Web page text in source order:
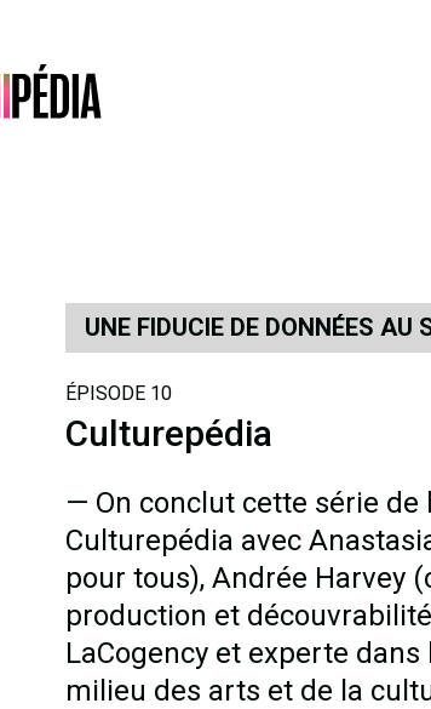
UNE FIDUCIE DE DONNÉES AU
ÉPISODE 10
Culturepédia
— On conclut cette série
Culturepédia avec
pour tous), Andrée Harvey
production et
LaCogency et experte
milieu des arts et de la